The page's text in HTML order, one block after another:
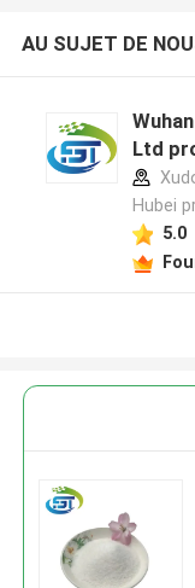
AU SUJET DE
Ltd
Hubei
5.0